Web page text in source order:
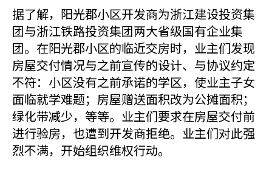
据了解，阳光郡小区开发商为浙江建设投资集
团与浙江铁路投资集团两大省级国有企业集
团。在阳光郡小区的临近交房时，业主们发现
房屋交付情况与之前宣传的设计、与协议约定
不符：小区没有之前承诺的学区，使业主子女
面临就学难题；房屋赠送面积改为公摊面积；
绿化带减少，等等。业主们要求在房屋交付前
进行验房，也遭到开发商拒绝。业主们对此强
烈不满，开始组织维权行动。